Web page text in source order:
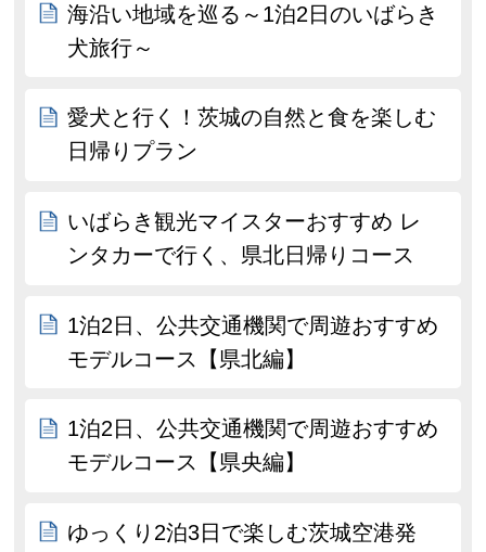
海沿い地域を巡る～1泊2日のいばらき
犬旅行～
愛犬と行く！茨城の自然と食を楽しむ
日帰りプラン
いばらき観光マイスターおすすめ レ
ンタカーで行く、県北日帰りコース
1泊2日、公共交通機関で周遊おすすめ
モデルコース【県北編】
1泊2日、公共交通機関で周遊おすすめ
モデルコース【県央編】
ゆっくり2泊3日で楽しむ茨城空港発